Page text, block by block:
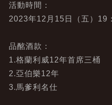
活動時間：
2023年12月15日（五）19
品酩酒款：
1.格蘭利威12年首席三桶
2.亞伯樂12年
3.馬爹利名仕